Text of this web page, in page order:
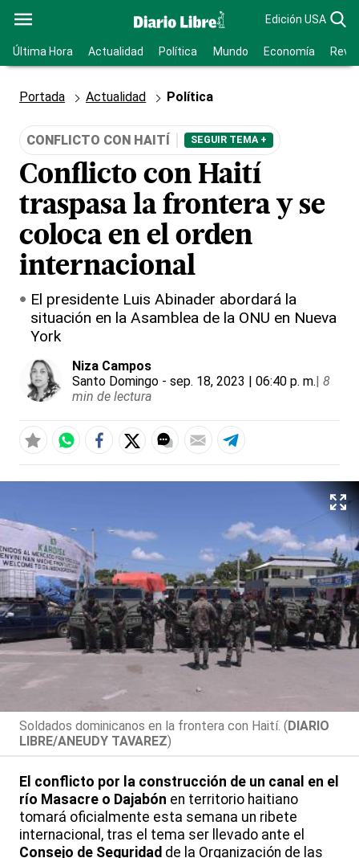
Edición USA
Última Hora Actualidad Política Mundo Economía
Portada Actualidad Política
CONFLICTO CON HAITÍ SEGUIR TEMA +
Conflicto con Haití
traspasa la frontera y se
coloca en el orden
internacional
El presidente Luis Abinader abordará la
situación en la Asamblea de la ONU en Nueva
York
Niza Campos
Santo Domingo - sep. 18, 2023 | 06:40 p. m.| 8
min de lectura
Soldados dominicanos en la frontera con Haití. (DIARIO
LIBRE/ANEUDY TAVAREZ)
El conflicto por la construcción de un canal en el
río Masacre o Dajabón en territorio haitiano
tomará oficialmente esta semana un ribete
internacional, tras el tema ser llevado ante el
Consejo de Seguridad de la Organización de las